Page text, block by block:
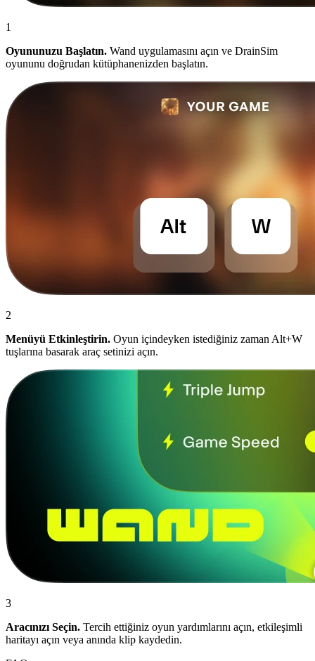
1
Oyununuzu Başlatın. Wand uygulamasını açın ve DrainSim
oyununu doğrudan kütüphanenizden başlatın.
2
Menüyü Etkinleştirin. Oyun içindeyken istediğiniz zaman Alt+W
tuşlarına basarak araç setinizi açın.
3
Aracınızı Seçin. Tercih ettiğiniz oyun yardımlarını açın, etkileşimli
haritayı açın veya anında klip kaydedin.